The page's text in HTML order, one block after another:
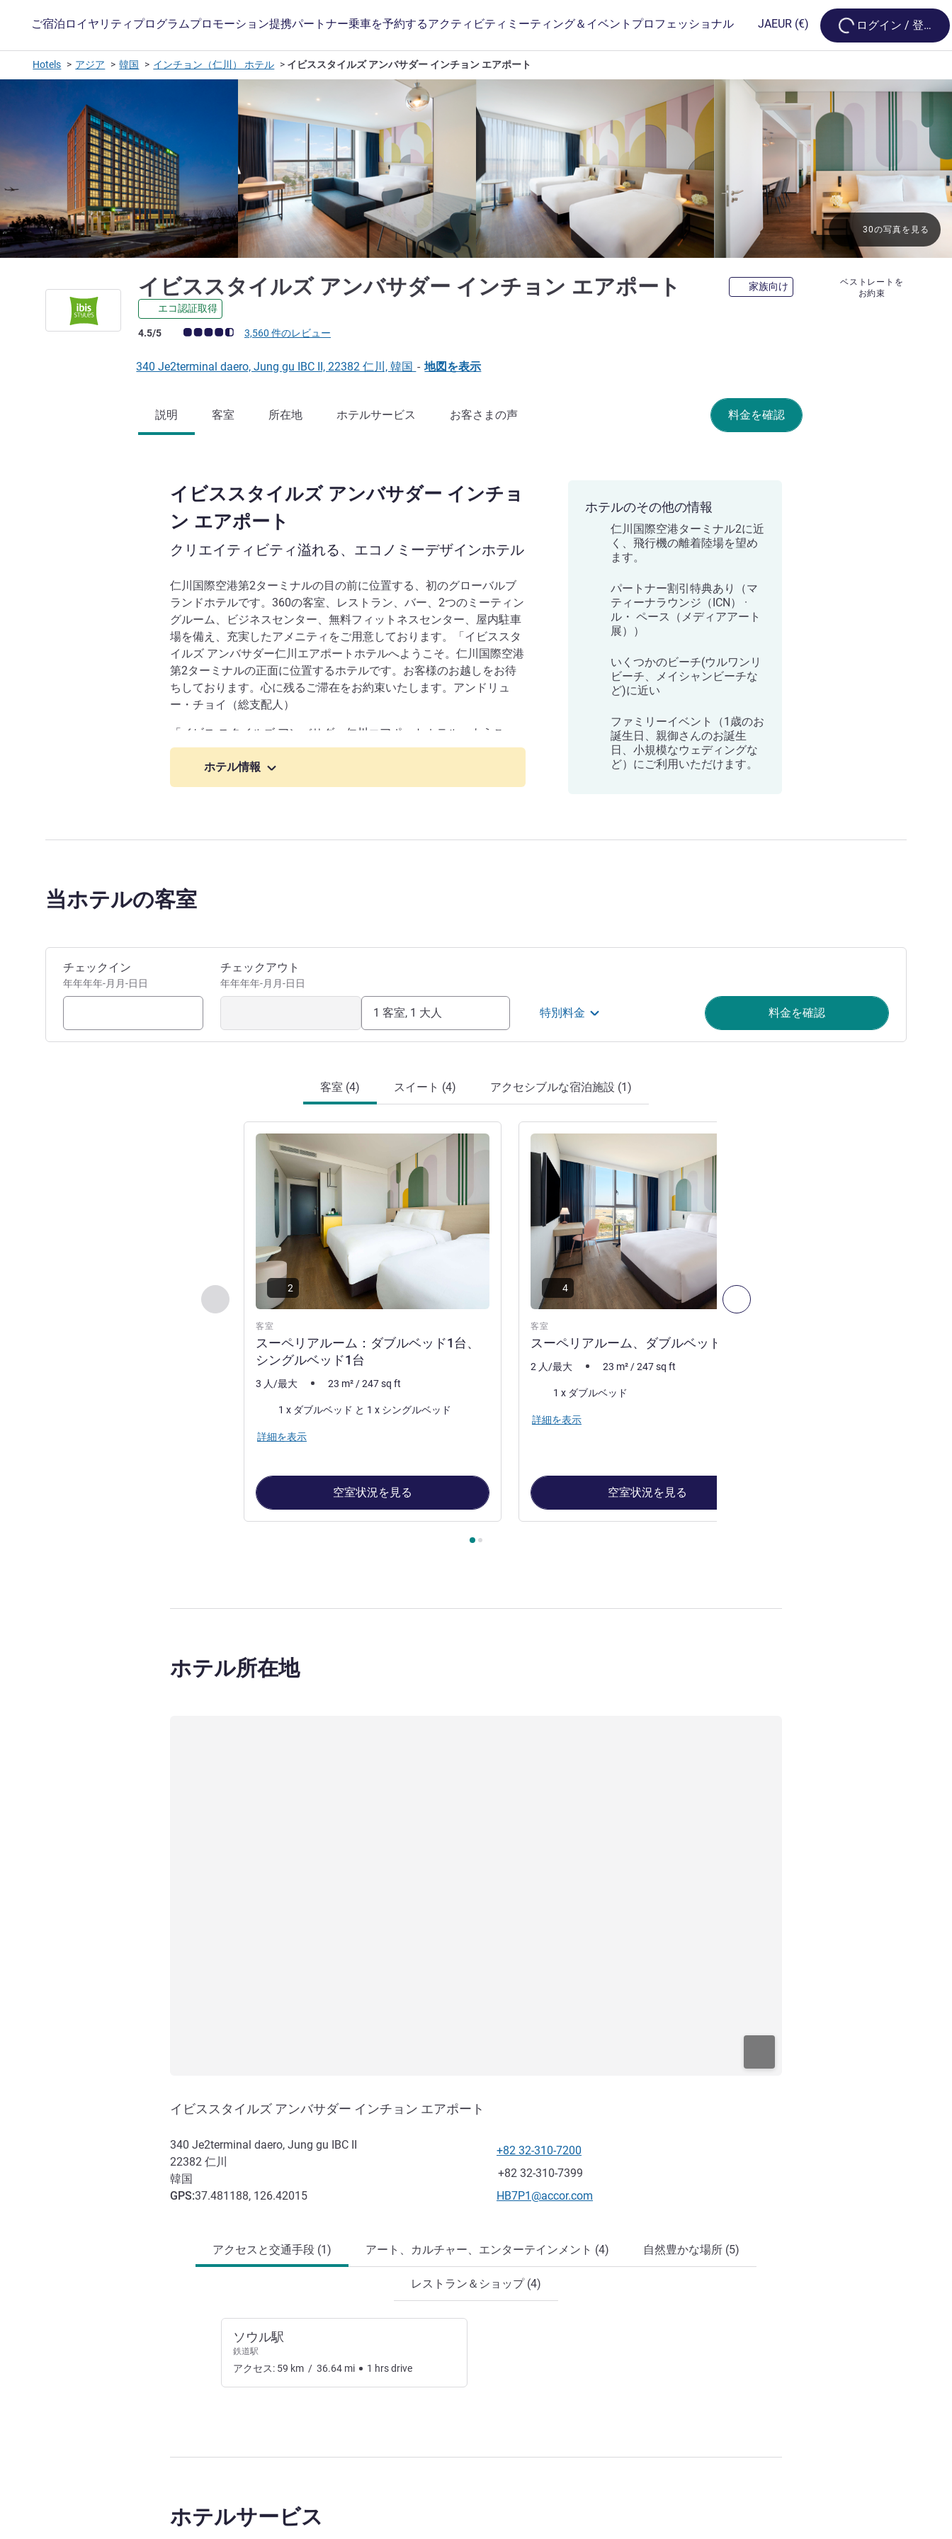
ご宿泊 ロイヤリティプログラムプロモーション提携パートナー乗車を予約するアクティビティ ミーティング＆イベント プロフェッショナル JAEUR (€) Loading...
ログイン / 登録
Hotels アジア 韓国 インチョン（仁川） ホテル イビススタイルズ アンバサダー インチョン エアポート
イビススタイルズ アンバサダー インチョン エアポート 4 つ星家族向け
エコ認証取得
お客さまの声 (確認済みレビュー アコーホテルズ)
4.5/5 3,560 件のレビュー
ベストレートを
お約束
30の写真を見る
340 Je2terminal daero, Jung gu IBC II, 22382 仁川, 韓国 - 地図を表示
料金を確認
説明 客室 所在地 ホテルサービス お客さまの声
イビススタイルズ アンバサダー インチョ
ン エアポート
クリエイティビティ溢れる、エコノミーデザインホテル
仁川国際空港第2ターミナルの目の前に位置する、初のグローバルブ
ランドホテルです。360の客室、レストラン、バー、2つのミーティン
グルーム、ビジネスセンター、無料フィットネスセンター、屋内駐車
場を備え、充実したアメニティをご用意しております。「イビススタ
イルズ アンバサダー仁川エアポートホテルへようこそ。仁川国際空港
第2ターミナルの正面に位置するホテルです。お客様のお越しをお待
ちしております。心に残るご滞在をお約束いたします。アンドリュ
ー・チョイ（総支配人）
「イビス スタイルズ アンバサダー仁川エアポートホテルへようこ
そ。仁川国際空港ターミナル 2 の正面にあります。心に残るご滞在を
お約束いたします。お客様のお越しをお待ちしております」
ホテル情報
ホテルのその他の情報
仁川国際空港ターミナル2に近
く、飛行機の離着陸場を望め
ます。
パートナー割引特典あり（マ
ティーナラウンジ（ICN） ·
ル・ ペース（メディアアート
展））
いくつかのビーチ(ウルワンリ
ビーチ、メイシャンビーチな
ど)に近い
ファミリーイベント（1歳のお
誕生日、親御さんのお誕生
日、小規模なウェディングな
ど）にご利用いただけます。
当ホテルの客室
このホテルを予約
チェックイン
年年年年-月月-日日
チェックアウト
年年年年-月月-日日
1 客室, 1 大人 特別料金 料金を確認
客室 (4) スイート (4) アクセシブルな宿泊施設 (1)
前に戻る - 客室 次へ - 客室
客室
スーペリアルーム：ダブルベッド1台、
シングルベッド1台
詳細を表示
2
3 人/最大 23 m² /247sq ft
1 x ダブルベッド と 1 x シングルベッド
詳細を表示
空室状況を見る
客室
スーペリアルーム、ダブルベッド 1 台
詳細を表示
4
2 人/最大 23 m² /247sq ft
1 x ダブルベッド
詳細を表示
空室状況を見る
ホテル所在地
イビススタイルズ アンバサダー インチョン エアポート
340 Je2terminal daero, Jung gu IBC II
22382 仁川
韓国
GPS:37.481188, 126.42015
電話番号
+82 32-310-7200
ファックス
+82 32-310-7399
Eメール
HB7P1@accor.com
アクセスと交通手段 (1) アート、カルチャー、エンターテインメント (4) 自然豊かな場所 (5)
レストラン＆ショップ (4)
ソウル駅
鉄道駅
アクセス: 59 km / 36.64 mi 1 hrsdrive
ホテルサービス